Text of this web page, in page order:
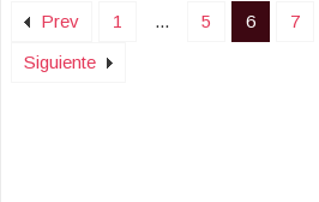
Prev 1 ... 5 6 7
Siguiente